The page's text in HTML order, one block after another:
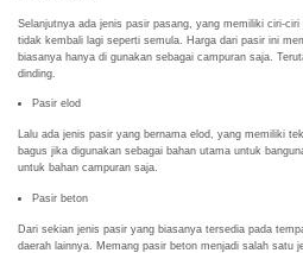
Selanjutnya ada jenis pasir pasang, yang memiliki ciri-
tidak kembali lagi seperti semula. Harga dari pasir ini
biasanya hanya di gunakan sebagai campuran saja.
dinding.
Pasir elod
Lalu ada jenis pasir yang bernama elod, yang memiliki
bagus jika digunakan sebagai bahan utama untuk
untuk bahan campuran saja.
Pasir beton
Dari sekian jenis pasir yang biasanya tersedia pada
daerah lainnya. Memang pasir beton menjadi salah satu